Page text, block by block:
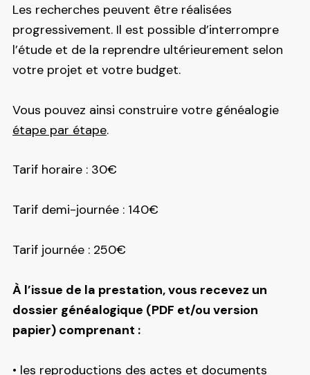
Les recherches peuvent être réalisées
progressivement. Il est possible d’interrompre
l’étude et de la reprendre ultérieurement selon
votre projet et votre budget.
Vous pouvez ainsi construire votre généalogie
étape par étape.
Tarif horaire : 30€
Tarif demi-journée : 140€
Tarif journée : 250€
À l’issue de la prestation, vous recevez un
dossier généalogique (PDF et/ou version
papier) comprenant :
• les reproductions des actes et documents